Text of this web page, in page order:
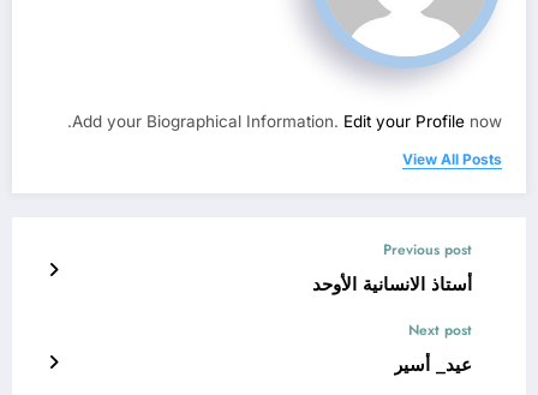
Add your Biographical Information. Edit your Profile now.
View All Posts
Previous post
أستاذ الانسانية الأوحد
Next post
عيد_ أسير